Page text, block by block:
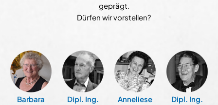
geprägt.
Dürfen wir vorstellen?
Barbara
Dipl. Ing.
Anneliese
Dipl. Ing.